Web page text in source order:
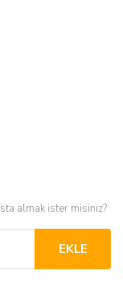
almak ister misiniz?
EKLE